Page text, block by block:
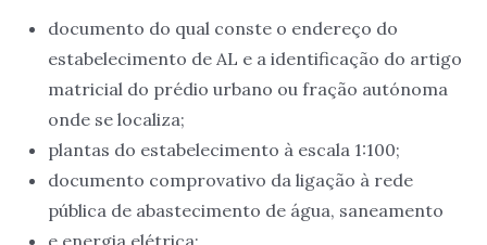
documento do qual conste o endereço do
estabelecimento de AL e a identificação do artigo
matricial do prédio urbano ou fração autónoma
onde se localiza;
plantas do estabelecimento à escala 1:100;
documento comprovativo da ligação à rede
pública de abastecimento de água, saneamento
e energia elétrica;